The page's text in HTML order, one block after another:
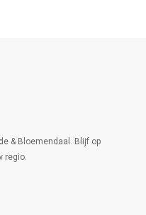
& Bloemendaal. Blijf op
regio.